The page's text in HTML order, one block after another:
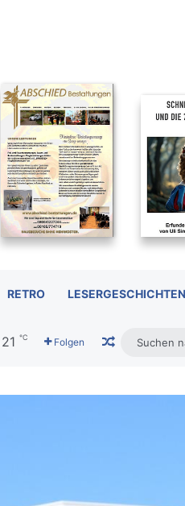
RETRO LESERGESCHICHTEN
21 ℃ Folgen Zufälliger